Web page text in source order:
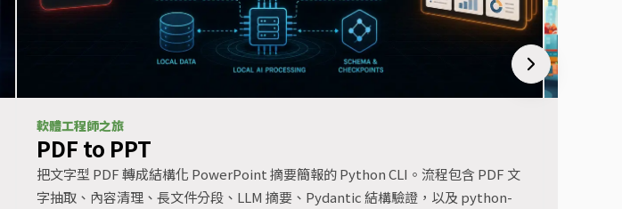
軟體工程師之旅
PDF to PPT
把文字型 PDF 轉成結構化 PowerPoint 摘要簡報的 Python CLI。流程包含 PDF 文
字抽取、內容清理、長文件分段、LLM 摘要、Pydantic 結構驗證，以及 python-